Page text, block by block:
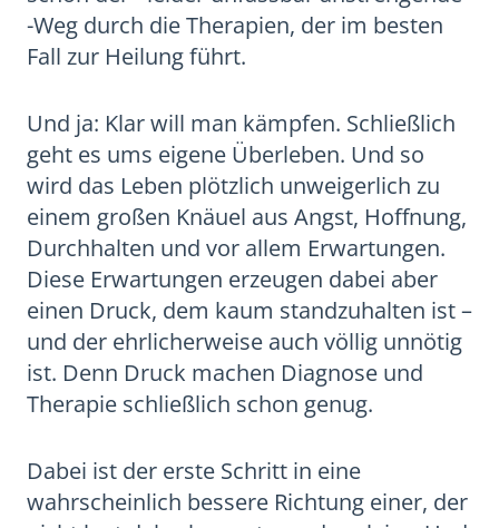
-Weg durch die Therapien, der im besten
Fall zur Heilung führt.
Und ja: Klar will man kämpfen. Schließlich
geht es ums eigene Überleben. Und so
wird das Leben plötzlich unweigerlich zu
einem großen Knäuel aus Angst, Hoffnung,
Durchhalten und vor allem Erwartungen.
Diese Erwartungen erzeugen dabei aber
einen Druck, dem kaum standzuhalten ist –
und der ehrlicherweise auch völlig unnötig
ist. Denn Druck machen Diagnose und
Therapie schließlich schon genug.
Dabei ist der erste Schritt in eine
wahrscheinlich bessere Richtung einer, der